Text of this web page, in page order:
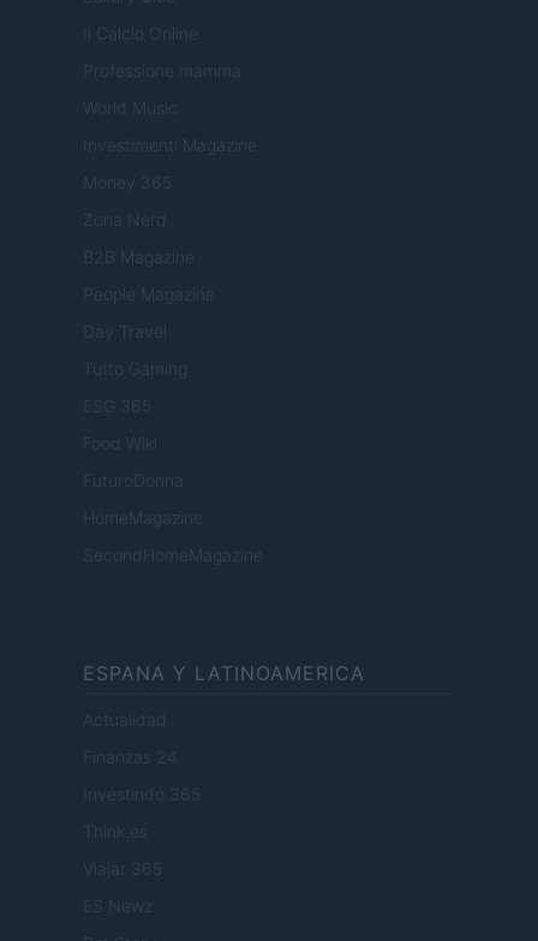
Il Calcio Online
Professione mamma
World Music
Investimenti Magazine
Money 365
Zona Nerd
B2B Magazine
People Magazine
Day Travel
Tutto Gaming
ESG 365
Food Wiki
FuturoDonna
HomeMagazine
SecondHomeMagazine
ESPANA Y LATINOAMERICA
Actualidad
Finanzas 24
Investindo 365
Think.es
Viajar 365
ES Newz